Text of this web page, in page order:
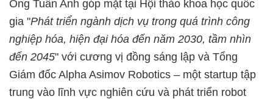
Ông Tuấn Anh góp mặt tại Hội thảo khoa học quốc
gia "Phát triển ngành dịch vụ trong quá trình công
nghiệp hóa, hiện đại hóa đến năm 2030, tầm nhìn
đến 2045" với cương vị đồng sáng lập và Tổng
Giám đốc Alpha Asimov Robotics – một startup tập
trung vào lĩnh vực nghiên cứu và phát triển robot